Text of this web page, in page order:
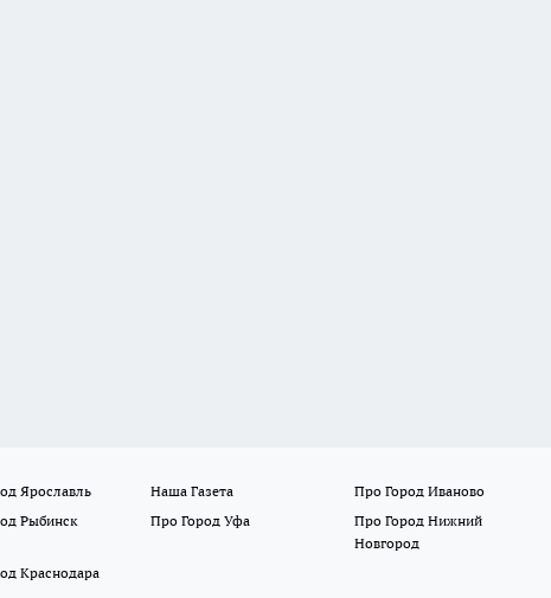
Ярославль Наша Газета
Про Город Иваново
Рыбинск Про Город Уфа
Про Город Нижний
Новгород
Краснодара